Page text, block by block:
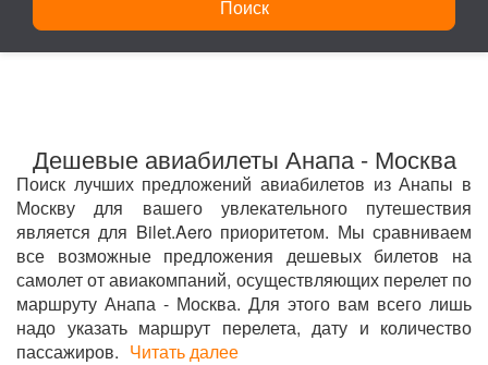
Поиск
Дешевые авиабилеты Анапа - Москва
Поиск лучших предложений авиабилетов из Анапы в
Москву для вашего увлекательного путешествия
является для Bilet.Aero приоритетом. Мы сравниваем
все возможные предложения дешевых билетов на
самолет от авиакомпаний, осуществляющих перелет по
маршруту Анапа - Москва. Для этого вам всего лишь
надо указать маршрут перелета, дату и количество
пассажиров. Читать далее